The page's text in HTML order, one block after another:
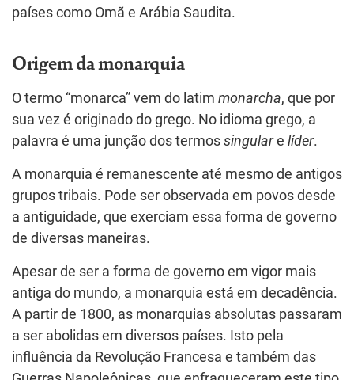
países como Omã e Arábia Saudita.
Origem da monarquia
O termo “monarca” vem do latim monarcha, que por
sua vez é originado do grego. No idioma grego, a
palavra é uma junção dos termos singulare líder.
A monarquia é remanescente até mesmo de antigos
grupos tribais. Pode ser observada em povos desde
a antiguidade, que exerciam essa forma de governo
de diversas maneiras.
Apesar de ser a forma de governo em vigor mais
antiga do mundo, a monarquia está em decadência.
A partir de 1800, as monarquias absolutas passaram
a ser abolidas em diversos países. Isto pela
influência da Revolução Francesa e também das